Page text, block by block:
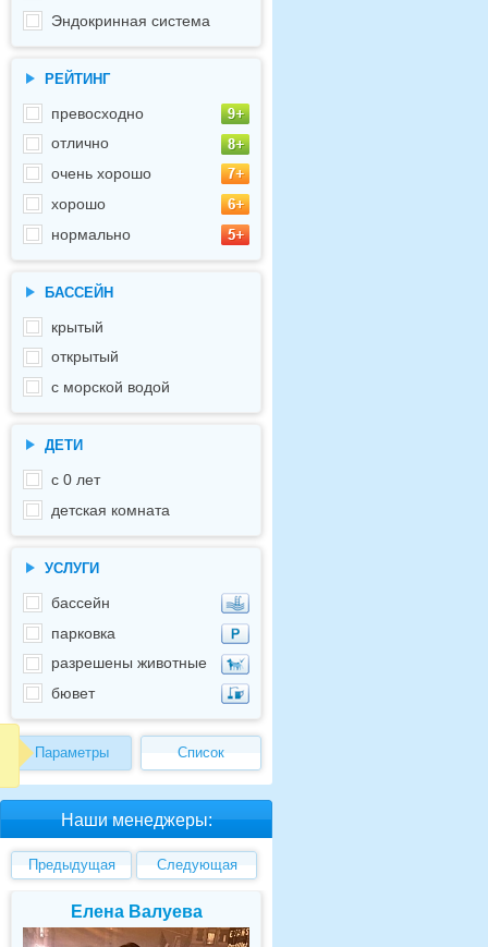
Эндокринная система
РЕЙТИНГ
превосходно
отлично
очень хорошо
хорошо
нормально
БАССЕЙН
крытый
открытый
с морской водой
ДЕТИ
с 0 лет
детская комната
УСЛУГИ
бассейн
парковка
разрешены животные
бювет
Параметры Список
Наши менеджеры:
Предыдущая Следующая
Елена Валуева